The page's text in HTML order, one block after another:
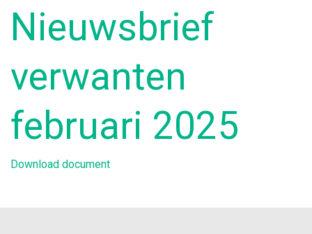
Nieuwsbrief
verwanten
februari 2025
Download document